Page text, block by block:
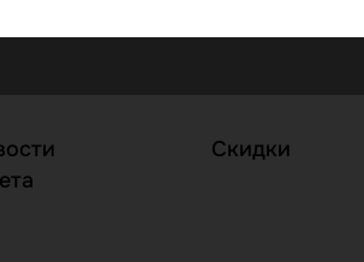
Скидки